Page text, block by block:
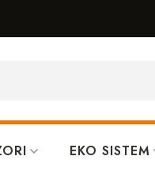
EKO SISTEM